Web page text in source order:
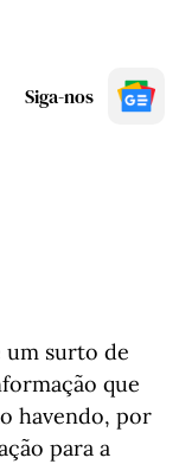
Siga-nos
um surto de
que
havendo, por
para a